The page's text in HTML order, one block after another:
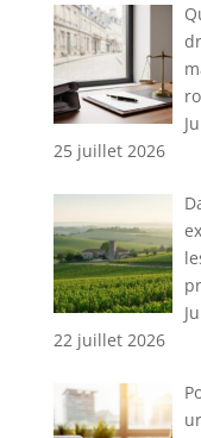
25 juillet 2026
22 juillet 2026